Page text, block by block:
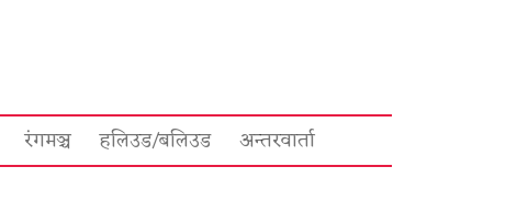
रंगमञ्च हलिउड/बलिउड अन्तरवार्ता